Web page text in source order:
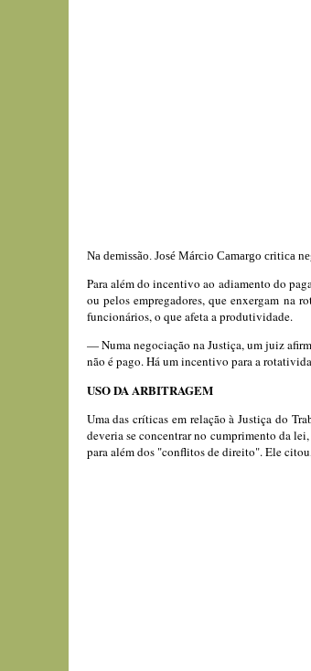
Na demissão. José Márcio Camargo critica
Para além do incentivo ao adiamento do
ou pelos empregadores, que enxergam na
funcionários, o que afeta a produtividade.
— Numa negociação na Justiça, um juiz
não é pago. Há um incentivo para a
USO DA ARBITRAGEM
Uma das críticas em relação à Justiça do
deveria se concentrar no cumprimento da
para além dos "conflitos de direito". Ele